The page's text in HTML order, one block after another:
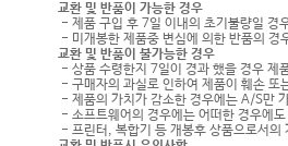
교환 및 반품이 가능한 경우
- 제품 구입 후 7일 이내의 초기불량일 경
- 미개봉한 제품중 변심에 의한 반품의 경
교환 및 반품이 불가능한 경우
- 상품 수령한지 7일이 경과 했을 경우 제
- 구매자의 과실로 인하여 제품이 훼손 또
- 제품의 가치가 감소한 경우에는 A/S만
- 소프트웨어의 경우에는 어떠한 경우에
- 프린터, 복합기 등 개봉후 상품으로서의